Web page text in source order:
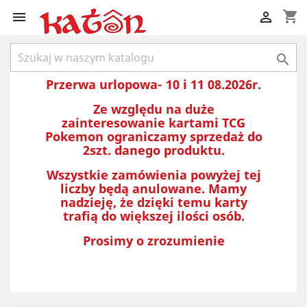
 shopping_cart


Przerwa urlopowa- 10 i 11 08.2026r.
Ze względu na duże
zainteresowanie kartami TCG
Pokemon ograniczamy sprzedaż do
2szt. danego produktu.
Wszystkie zamówienia powyżej tej
liczby będą anulowane. Mamy
nadzieję, że dzięki temu karty
trafią do większej ilości osób.
Prosimy o zrozumienie